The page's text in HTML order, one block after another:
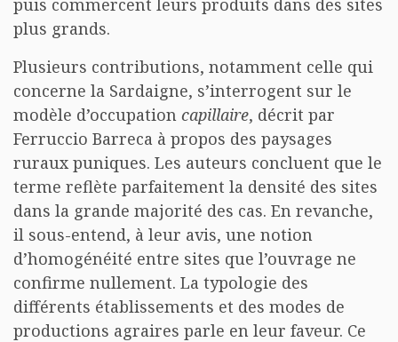
puis commercent leurs produits dans des sites
plus grands.
Plusieurs contributions, notamment celle qui
concerne la Sardaigne, s’interrogent sur le
modèle d’occupation capillaire, décrit par
Ferruccio Barreca à propos des paysages
ruraux puniques. Les auteurs concluent que le
terme reflète parfaitement la densité des sites
dans la grande majorité des cas. En revanche,
il sous-entend, à leur avis, une notion
d’homogénéité entre sites que l’ouvrage ne
confirme nullement. La typologie des
différents établissements et des modes de
productions agraires parle en leur faveur. Ce